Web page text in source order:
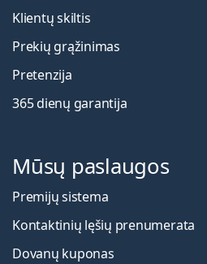
Klientų skiltis
Prekių grąžinimas
Pretenzija
365 dienų garantija
Mūsų paslaugos
Premijų sistema
Kontaktinių lęšių prenumerata
Dovanų kuponas